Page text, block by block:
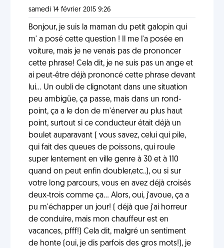
samedi 14 février 2015 9:26
Bonjour, je suis la maman du petit galopin qui
m' a posé cette question ! Il me l'a posée en
voiture, mais je ne venais pas de prononcer
cette phrase! Cela dit, je ne suis pas un ange et
ai peut-être déjà prononcé cette phrase devant
lui... Un oubli de clignotant dans une situation
peu ambigüe, ça passe, mais dans un rond-
point, ça a le don de m'énerver au plus haut
point, surtout si ce conducteur était déjà un
boulet auparavant ( vous savez, celui qui pile,
qui fait des queues de poissons, qui roule
super lentement en ville genre à 30 et à 110
quand on peut enfin doubler,etc..), ou si sur
votre long parcours, vous en avez déjà croisés
deux-trois comme ça... Alors, oui, j'avoue, ça a
pu m'échapper un jour! ( déjà que j'ai horreur
de conduire, mais mon chauffeur est en
vacances, pfff!) Cela dit, malgré un sentiment
de honte (oui, je dis parfois des gros mots!), je